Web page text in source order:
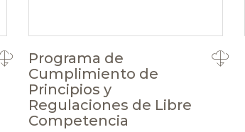
Programa de
Cumplimiento de
Principios y
Regulaciones de Libre
Competencia